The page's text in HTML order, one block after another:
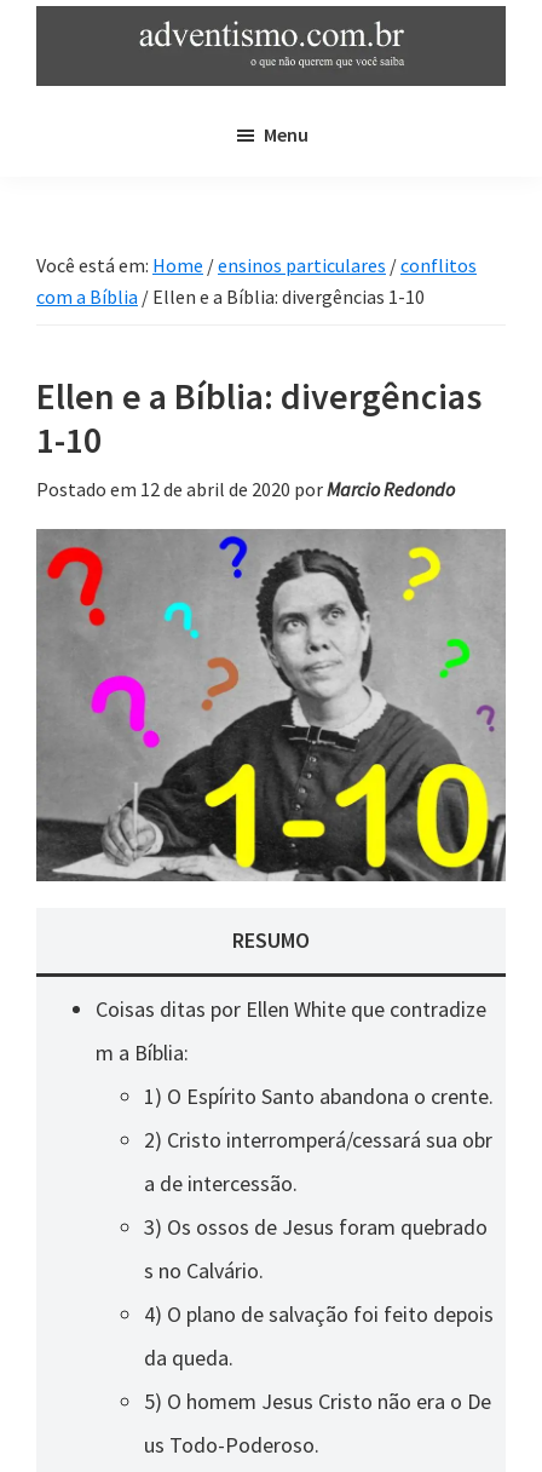
main
sidebar
que
você
Menu
Você está em: Home /ensinos particulares /conflitos
com a Bíblia / Ellen e a Bíblia: divergências 1-10
Ellen e a Bíblia: divergências
1-10
Postado em 12 de abril de 2020 porMarcio Redondo
RESUMO
Coisas ditas por Ellen White que contradize
m a Bíblia:
1) O Espírito Santo abandona o crente.
2) Cristo interromperá/cessará sua obr
a de intercessão.
3) Os ossos de Jesus foram quebrado
s no Calvário.
4) O plano de salvação foi feito depois
da queda.
5) O homem Jesus Cristo não era o De
us Todo-Poderoso.